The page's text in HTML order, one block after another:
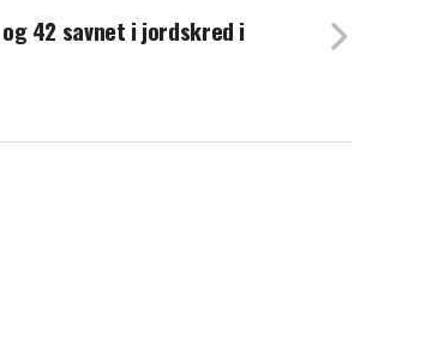
42 savnet i jordskred i